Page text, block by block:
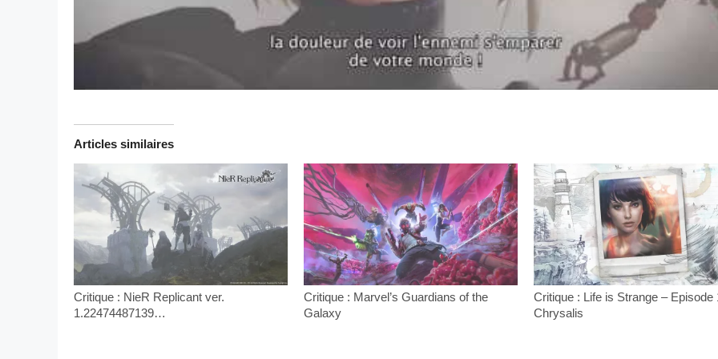
Articles similaires
Critique : NieR Replicant ver.
1.22474487139…
Critique : Marvel’s Guardians of the
Galaxy
Critique : Life is Strange – Episode
Chrysalis